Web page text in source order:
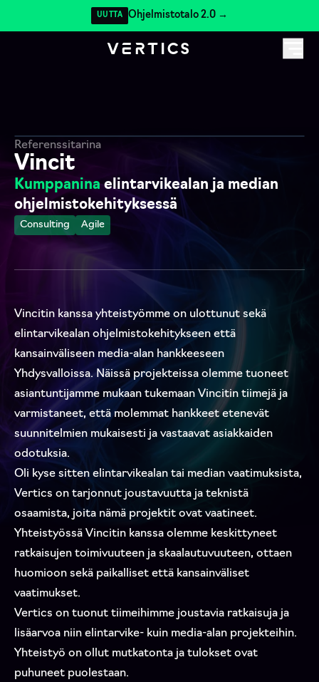
UUTTA Ohjelmistotalo 2.0 →
Referenssitarina
Vincit
Kumppaninaelintarvikealan ja median
ohjelmistokehityksessä
Consulting Agile
Vincitin kanssa yhteistyömme on ulottunut sekä
elintarvikealan ohjelmistokehitykseen että
kansainväliseen media-alan hankkeeseen
Yhdysvalloissa. Näissä projekteissa olemme tuoneet
asiantuntijamme mukaan tukemaan Vincitin tiimejä ja
varmistaneet, että molemmat hankkeet etenevät
suunnitelmien mukaisesti ja vastaavat asiakkaiden
odotuksia.
Oli kyse sitten elintarvikealan tai median vaatimuksista,
Vertics on tarjonnut joustavuutta ja teknistä
osaamista, joita nämä projektit ovat vaatineet.
Yhteistyössä Vincitin kanssa olemme keskittyneet
ratkaisujen toimivuuteen ja skaalautuvuuteen, ottaen
huomioon sekä paikalliset että kansainväliset
vaatimukset.
Vertics on tuonut tiimeihimme joustavia ratkaisuja ja
lisäarvoa niin elintarvike- kuin media-alan projekteihin.
Yhteistyö on ollut mutkatonta ja tulokset ovat
puhuneet puolestaan.